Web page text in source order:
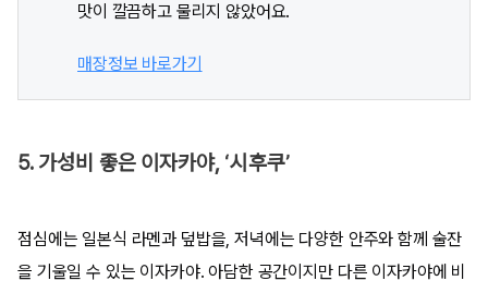
맛이 깔끔하고 물리지 않았어요.
매장정보 바로가기
5. 가성비 좋은 이자카야, ‘시후쿠’
점심에는 일본식 라멘과 덮밥을, 저녁에는 다양한 안주와 함께 술잔
을 기울일 수 있는 이자카야. 아담한 공간이지만 다른 이자카야에 비